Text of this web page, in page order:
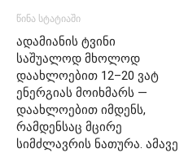
წინა სტატიაში
ადამიანის ტვინი
საშუალოდ მხოლოდ
დაახლოებით 12–20 ვატ
ენერგიას მოიხმარს —
დაახლოებით იმდენს,
რამდენსაც მცირე
სიმძლავრის ნათურა. ამავე